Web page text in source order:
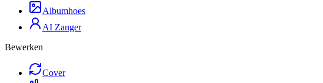
Albumhoes
AI Zanger
Bewerken
Cover